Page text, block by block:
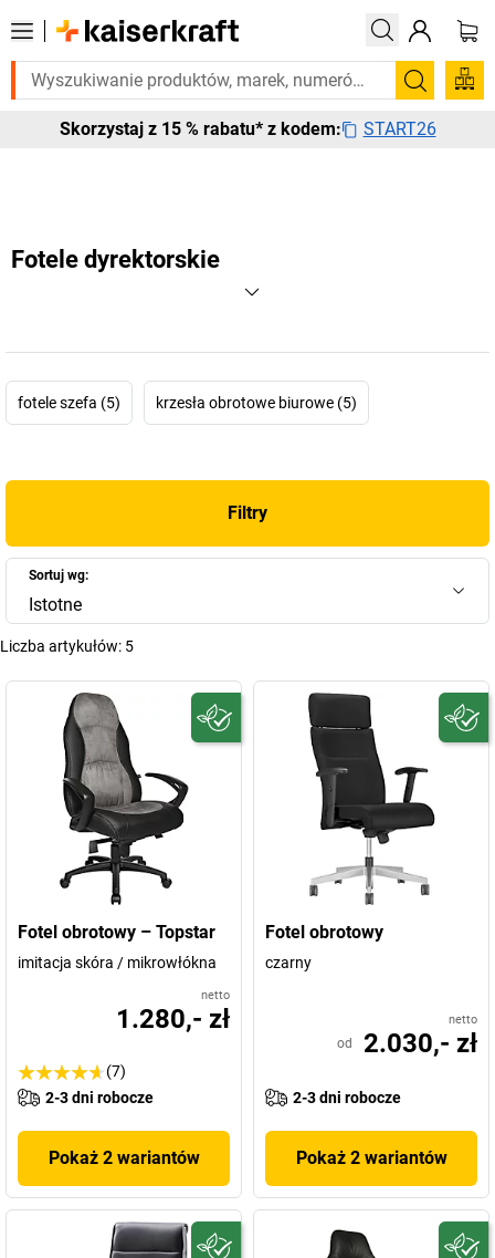
tego pilnie? Wybrane bestsellery dostarczamy w ciągu 2-3 dni
Szukaj
Skorzystaj z 15 % rabatu* z kodem: START26
Fotele dyrektorskie
fotele szefa (5) krzesła obrotowe biurowe (5)
Filtry
Sortuj wg:
Istotne
Liczba artykułów: 5
Fotel obrotowy – Topstar
imitacja skóra / mikrowłókna
netto
1.280,- zł
(7)
2-3 dni robocze
Pokaż 2 wariantów
Fotel obrotowy
czarny
netto
od 2.030,- zł
2-3 dni robocze
Pokaż 2 wariantów